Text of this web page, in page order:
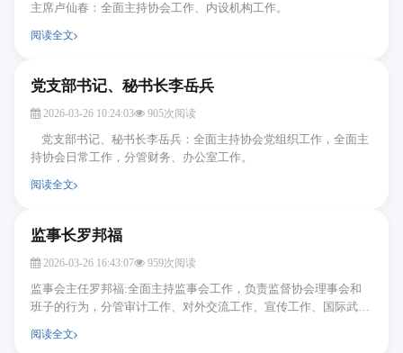
主席卢仙春：全面主持协会工作、内设机构工作。
阅读全文
党支部书记、秘书长李岳兵
2026-03-26 10:24:03 905次阅读
党支部书记、秘书长李岳兵：全面主持协会党组织工作，全面主
持协会日常工作，分管财务、办公室工作。
阅读全文
监事长罗邦福
2026-03-26 16:43:07 959次阅读
监事会主任罗邦福:全面主持监事会工作，负责监督协会理事会和
班子的行为，分管审计工作、对外交流工作、宣传工作、国际武术
阅读全文